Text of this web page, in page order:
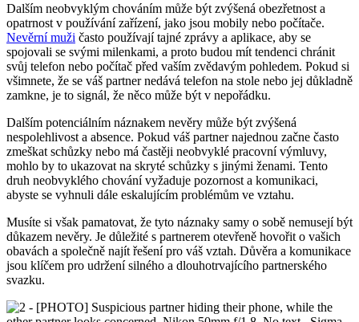
Dalším neobvyklým chováním může být zvýšená obezřetnost a
opatrnost v používání zařízení, jako jsou mobily nebo počítače.
Nevěrní muži často používají tajné zprávy a aplikace, aby se
spojovali se svými milenkami, a proto budou mít tendenci chránit
svůj telefon nebo počítač před vaším zvědavým pohledem. Pokud si
všimnete, že se váš partner nedává telefon na stole nebo jej důkladně
zamkne, je to signál, že něco může být v nepořádku.
Dalším potenciálním náznakem nevěry může být zvýšená
nespolehlivost a absence. Pokud váš partner najednou začne často
zmeškat schůzky nebo má častěji neobvyklé pracovní výmluvy,
mohlo by to ukazovat na skryté schůzky s jinými ženami. Tento
druh neobvyklého chování vyžaduje pozornost a komunikaci,
abyste se vyhnuli dále eskalujícím problémům ve vztahu.
Musíte si však pamatovat, že tyto náznaky samy o sobě nemusejí být
důkazem nevěry. Je důležité s partnerem otevřeně hovořit o vašich
obavách a společně najít řešení pro váš vztah. Důvěra a komunikace
jsou klíčem pro udržení silného a dlouhotrvajícího partnerského
svazku.